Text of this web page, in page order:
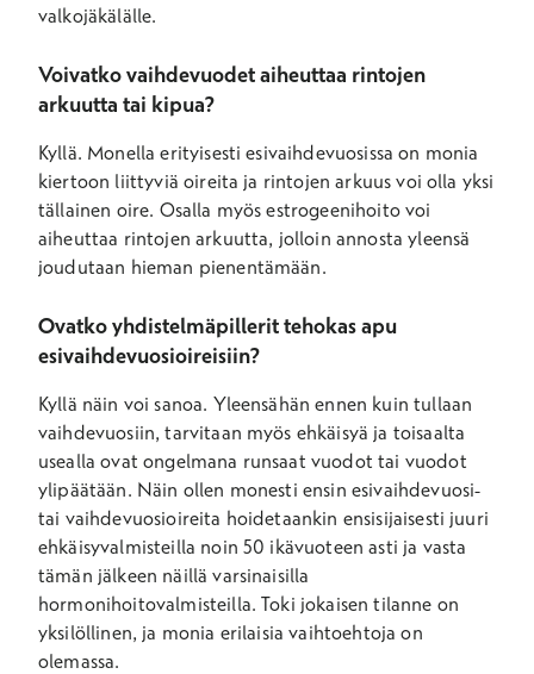
valkojäkälälle.
Voivatko vaihdevuodet aiheuttaa rintojen
arkuutta tai kipua?
Kyllä. Monella erityisesti esivaihdevuosissa on monia
kiertoon liittyviä oireita ja rintojen arkuus voi olla yksi
tällainen oire. Osalla myös estrogeenihoito voi
aiheuttaa rintojen arkuutta, jolloin annosta yleensä
joudutaan hieman pienentämään.
Ovatko yhdistelmäpillerit tehokas apu
esivaihdevuosioireisiin?
Kyllä näin voi sanoa. Yleensähän ennen kuin tullaan
vaihdevuosiin, tarvitaan myös ehkäisyä ja toisaalta
usealla ovat ongelmana runsaat vuodot tai vuodot
ylipäätään. Näin ollen monesti ensin esivaihdevuosi-
tai vaihdevuosioireita hoidetaankin ensisijaisesti juuri
ehkäisyvalmisteilla noin 50 ikävuoteen asti ja vasta
tämän jälkeen näillä varsinaisilla
hormonihoitovalmisteilla. Toki jokaisen tilanne on
yksilöllinen, ja monia erilaisia vaihtoehtoja on
olemassa.